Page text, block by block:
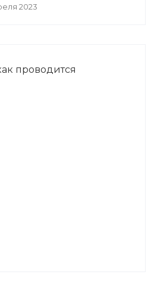
2023
проводится